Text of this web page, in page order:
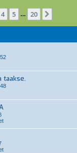
4 5 … 20
taakse.